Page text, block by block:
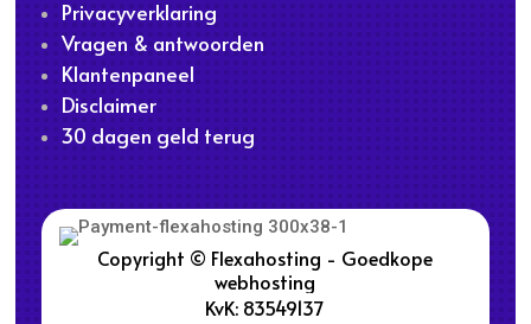
Privacyverklaring
Vragen & antwoorden
Klantenpaneel
Disclaimer
30 dagen geld terug
Copyright © Flexahosting - Goedkope
webhosting
KvK: 83549137